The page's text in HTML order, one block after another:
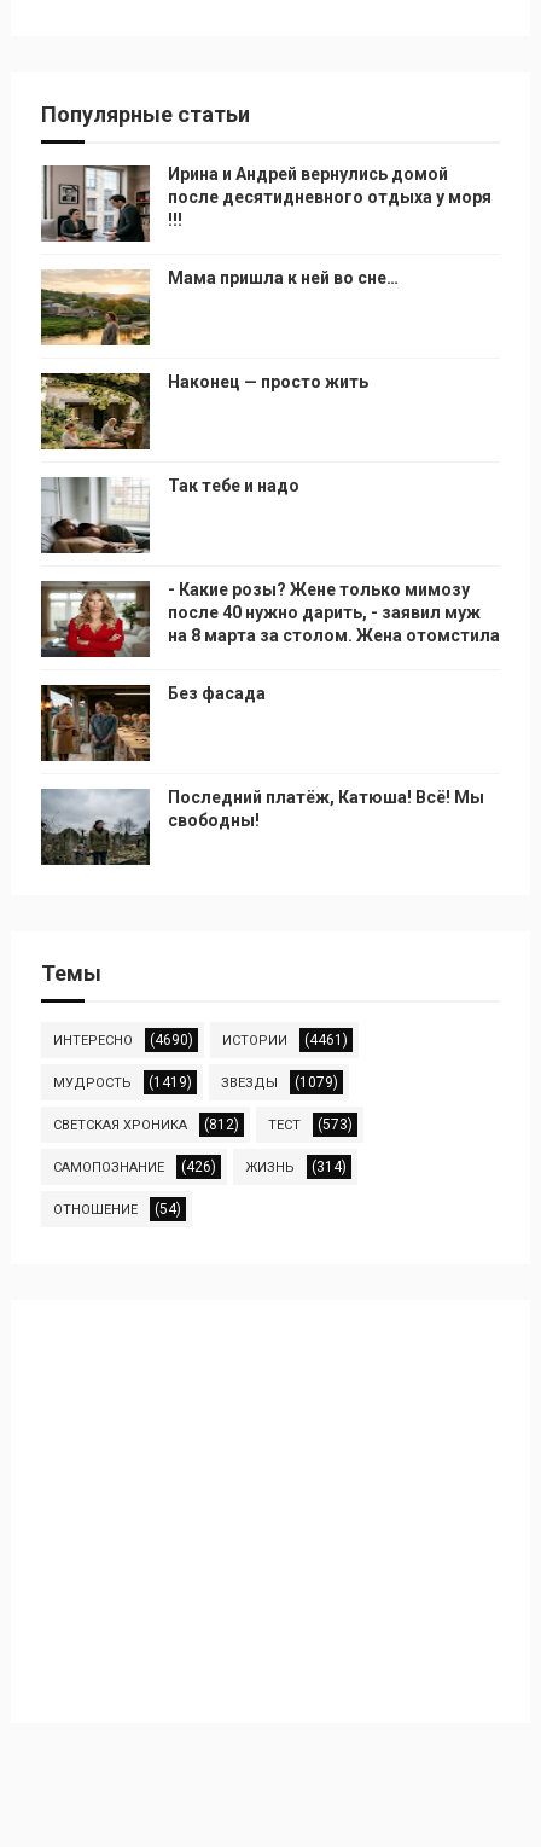
Популярные статьи
Ирина и Андрей вернулись домой
после десятидневного отдыха у моря
!!!
Мама пришла к ней во сне…
Наконец — просто жить
Так тебе и надо
- Какие розы? Жене только мимозу
после 40 нужно дарить, - заявил муж
на 8 марта за столом. Жена отомстила
Без фасада
Последний платёж, Катюша! Всё! Мы
свободны!
Темы
ИНТЕРЕСНО (4690) ИСТОРИИ (4461)
МУДРОСТЬ (1419) ЗВЕЗДЫ (1079)
СВЕТСКАЯ ХРОНИКА (812) ТЕСТ (573)
САМОПОЗНАНИЕ (426) ЖИЗНЬ (314)
ОТНОШЕНИЕ (54)